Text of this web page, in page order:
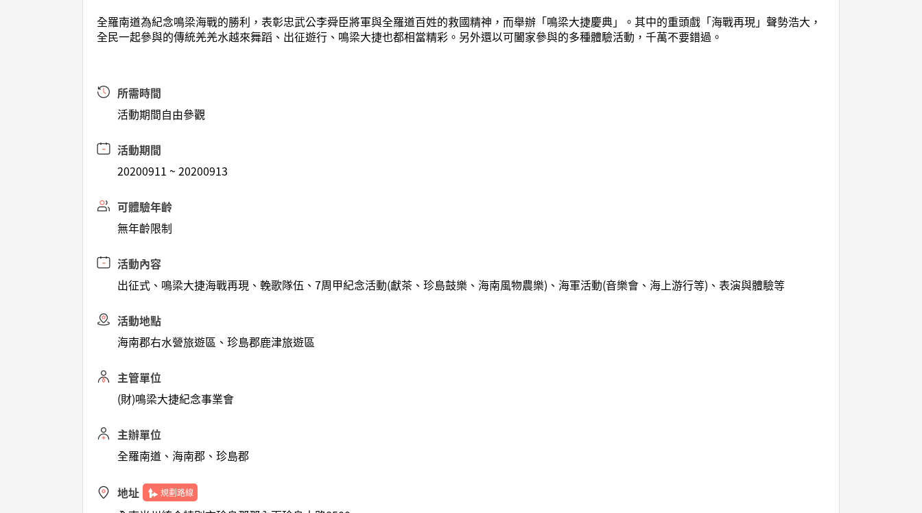
全羅南道為紀念鳴梁海戰的勝利，表彰忠武公李舜臣將軍與全羅道百姓的救國精神，而舉辦「鳴梁大捷慶典」。其中的重頭戲「海戰再現」聲勢浩大，
全民一起參與的傳統羌羌水越來舞蹈、出征遊行、鳴梁大捷也都相當精彩。另外還以可闔家參與的多種體驗活動，千萬不要錯過。
所需時間
活動期間自由參觀
活動期間
20200911 ~ 20200913
可體驗年齡
無年齡限制
活動內容
出征式、鳴梁大捷海戰再現、輓歌隊伍、7周甲紀念活動(獻茶、珍島鼓樂、海南風物農樂)、海軍活動(音樂會、海上游行等)、表演與體驗等
活動地點
海南郡右水營旅遊區、珍島郡鹿津旅遊區
主管單位
(財)鳴梁大捷紀念事業會
主辦單位
全羅南道、海南郡、珍島郡
地址 規劃路線